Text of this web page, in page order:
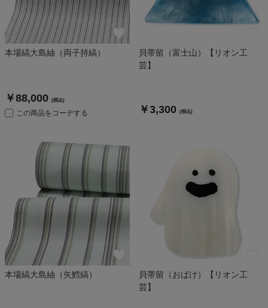
本場縞大島紬（両子持縞）
￥88,000 (税込)
この商品をコーデする
貝帯留（富士山）【リオン工
芸】
￥3,300 (税込)
本場縞大島紬（矢鱈縞）
貝帯留（おばけ）【リオン工
芸】